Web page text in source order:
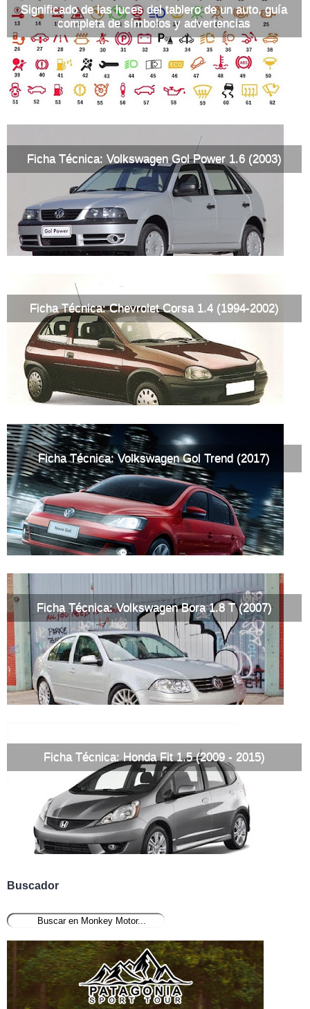
Significado de las luces del tablero de un auto, guía
completa de símbolos y advertencias
Ficha Técnica: Volkswagen Gol Power 1.6 (2003)
Ficha Técnica: Chevrolet Corsa 1.4 (1994-2002)
Ficha Técnica: Volkswagen Gol Trend (2017)
Ficha Técnica: Volkswagen Bora 1.8 T (2007)
Ficha Técnica: Honda Fit 1.5 (2009 - 2015)
Buscador